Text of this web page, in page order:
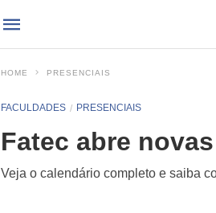
HOME PRESENCIAIS
FACULDADES PRESENCIAIS
Fatec abre
Veja o calendário completo e saiba